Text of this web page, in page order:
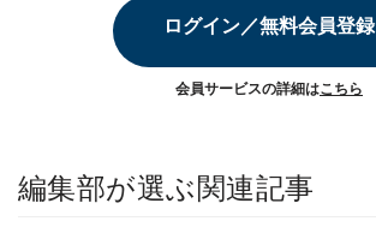
ログイン／無料会員登録
会員サービスの詳細はこちら
編集部が選ぶ関連記事